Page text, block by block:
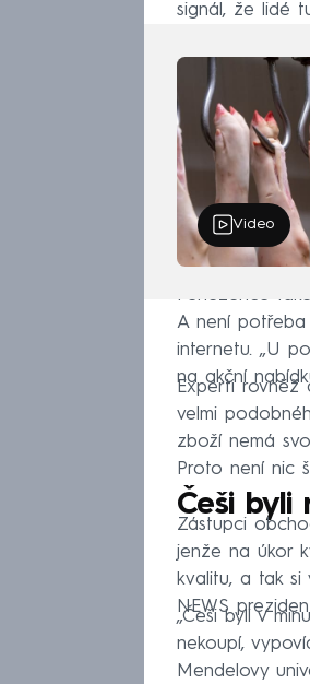
signál, že lidé
Video
Peněžence
A není potřeba
internetu. „U
na akční
Experti rovněž
velmi
zboží nemá
Proto není nic
Češi byli
Zástupci
jenže na úkor
kvalitu, a tak
NEWS
„Češi byli v
nekoupí,
Mendelovy